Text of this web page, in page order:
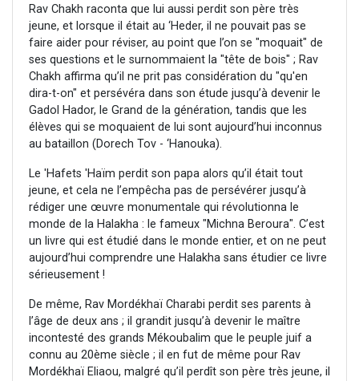
Rav Chakh raconta que lui aussi perdit son père très
jeune, et lorsque il était au ‘Heder, il ne pouvait pas se
faire aider pour réviser, au point que l’on se "moquait" de
ses questions et le surnommaient la "tête de bois" ; Rav
Chakh affirma qu’il ne prit pas considération du "qu'en
dira-t-on" et persévéra dans son étude jusqu’à devenir le
Gadol Hador, le Grand de la génération, tandis que les
élèves qui se moquaient de lui sont aujourd’hui inconnus
au bataillon (Dorech Tov - ‘Hanouka).
Le 'Hafets 'Haïm perdit son papa alors qu’il était tout
jeune, et cela ne l’empêcha pas de persévérer jusqu’à
rédiger une œuvre monumentale qui révolutionna le
monde de la Halakha : le fameux "Michna Beroura". C’est
un livre qui est étudié dans le monde entier, et on ne peut
aujourd’hui comprendre une Halakha sans étudier ce livre
sérieusement !
De même, Rav Mordékhaï Charabi perdit ses parents à
l’âge de deux ans ; il grandit jusqu’à devenir le maître
incontesté des grands Mékoubalim que le peuple juif a
connu au 20ème siècle ; il en fut de même pour Rav
Mordékhaï Eliaou, malgré qu’il perdît son père très jeune, il